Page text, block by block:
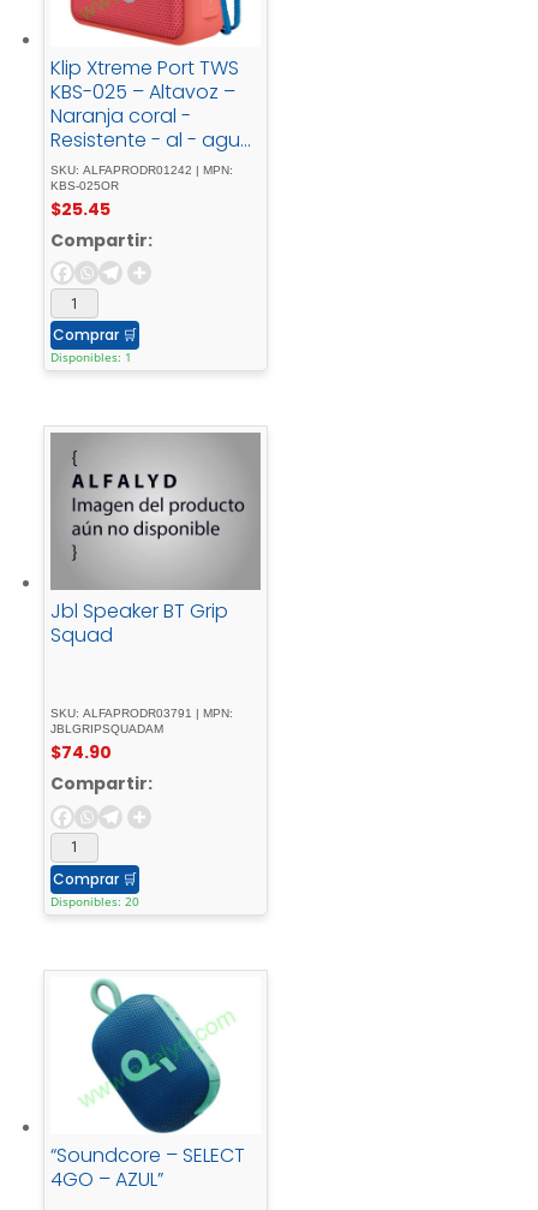
Klip Xtreme Port TWS
KBS-025 – Altavoz –
Naranja coral -
Resistente - al - agua
- hasta - 20 - horas -
IPX7
SKU: ALFAPRODR01242 | MPN:
KBS-025OR
$25.45
Compartir:
Comprar 🛒
Disponibles: 1
Jbl Speaker BT Grip
Squad
SKU: ALFAPRODR03791 | MPN:
JBLGRIPSQUADAM
$74.90
Compartir:
Comprar 🛒
Disponibles: 20
“Soundcore – SELECT
4GO – AZUL”